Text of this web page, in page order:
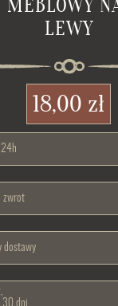
MEBLOWY
LEWY
18,00 zł
24h
zwrot
dostawy
30 dni